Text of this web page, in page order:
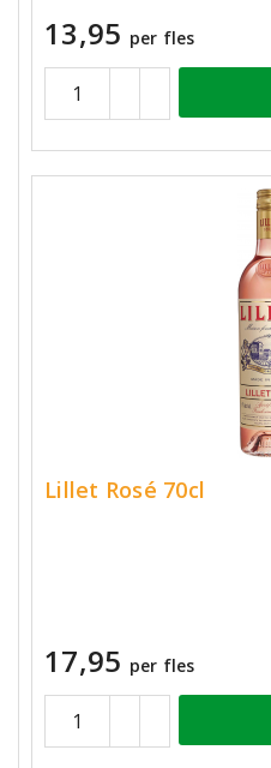
13,95 per fles
Lillet Rosé 70cl
17,95 per fles